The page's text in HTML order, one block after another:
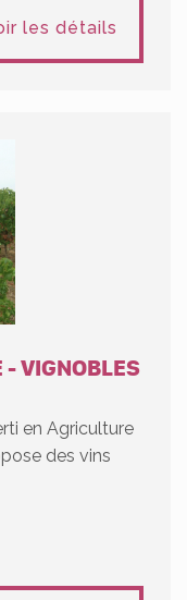
les détails
- VIGNOBLES
en Agriculture
des vins